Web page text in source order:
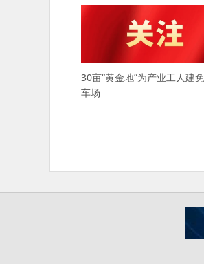
30亩“黄金地”为产业工人建
车场